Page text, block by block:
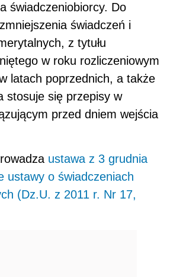
świadczeniobiorcy. Do
świadczeń i
z tytułu
w roku rozliczeniowym
latach poprzednich, a także
stosuje się przepisy w
przed dniem wejścia
ustawa z 3 grudnia
ustawy o świadczeniach
(Dz.U. z 2011 r. Nr 17,